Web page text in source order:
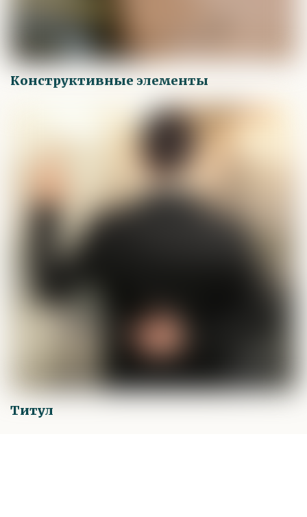
Конструктивные элементы
Титул